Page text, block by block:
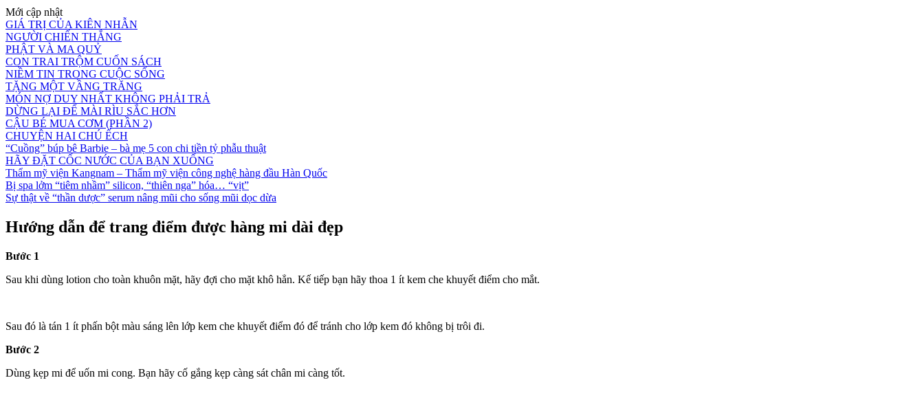
Mới cập nhật
GIÁ TRỊ CỦA KIÊN NHẪN
NGƯỜI CHIẾN THẮNG
PHẬT VÀ MA QUỶ
CON TRAI TRỘM CUỐN SÁCH
NIỀM TIN TRONG CUỘC SỐNG
TẶNG MỘT VẦNG TRĂNG
MÓN NỢ DUY NHẤT KHÔNG PHẢI TRẢ
DỪNG LẠI ĐỂ MÀI RÌU SẮC HƠN
CẬU BÉ MUA CƠM (PHẦN 2)
CHUYỆN HAI CHÚ ẾCH
“Cuồng” búp bê Barbie – bà mẹ 5 con chi tiền tỷ phẫu thuật
HÃY ĐẶT CỐC NƯỚC CỦA BẠN XUỐNG
Thẩm mỹ viện Kangnam – Thẩm mỹ viện công nghệ hàng đầu Hàn Quốc
Bị spa lởm “tiêm nhầm” silicon, “thiên nga” hóa… “vịt”
Sự thật về “thần dược” serum nâng mũi cho sống mũi dọc dừa
Hướng dẫn để trang điểm được hàng mi dài đẹp
Bước 1
Sau khi dùng lotion cho toàn khuôn mặt, hãy đợi cho mặt khô hẳn. Kế tiếp bạn hãy thoa 1 ít kem che khuyết điểm cho mắt.
Sau đó là tán 1 ít phấn bột màu sáng lên lớp kem che khuyết điểm đó để tránh cho lớp kem đó không bị trôi đi.
Bước 2
Dùng kẹp mi để uốn mi cong. Bạn hãy cố gắng kẹp càng sát chân mi càng tốt.